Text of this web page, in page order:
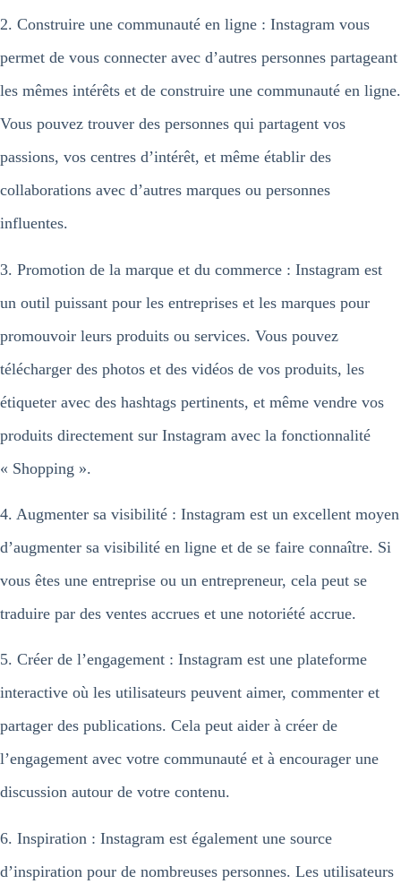
2. Construire une communauté en ligne : Instagram vous
permet de vous connecter avec d’autres personnes partageant
les mêmes intérêts et de construire une communauté en ligne.
Vous pouvez trouver des personnes qui partagent vos
passions, vos centres d’intérêt, et même établir des
collaborations avec d’autres marques ou personnes
influentes.
3. Promotion de la marque et du commerce : Instagram est
un outil puissant pour les entreprises et les marques pour
promouvoir leurs produits ou services. Vous pouvez
télécharger des photos et des vidéos de vos produits, les
étiqueter avec des hashtags pertinents, et même vendre vos
produits directement sur Instagram avec la fonctionnalité
« Shopping ».
4. Augmenter sa visibilité : Instagram est un excellent moyen
d’augmenter sa visibilité en ligne et de se faire connaître. Si
vous êtes une entreprise ou un entrepreneur, cela peut se
traduire par des ventes accrues et une notoriété accrue.
5. Créer de l’engagement : Instagram est une plateforme
interactive où les utilisateurs peuvent aimer, commenter et
partager des publications. Cela peut aider à créer de
l’engagement avec votre communauté et à encourager une
discussion autour de votre contenu.
6. Inspiration : Instagram est également une source
d’inspiration pour de nombreuses personnes. Les utilisateurs